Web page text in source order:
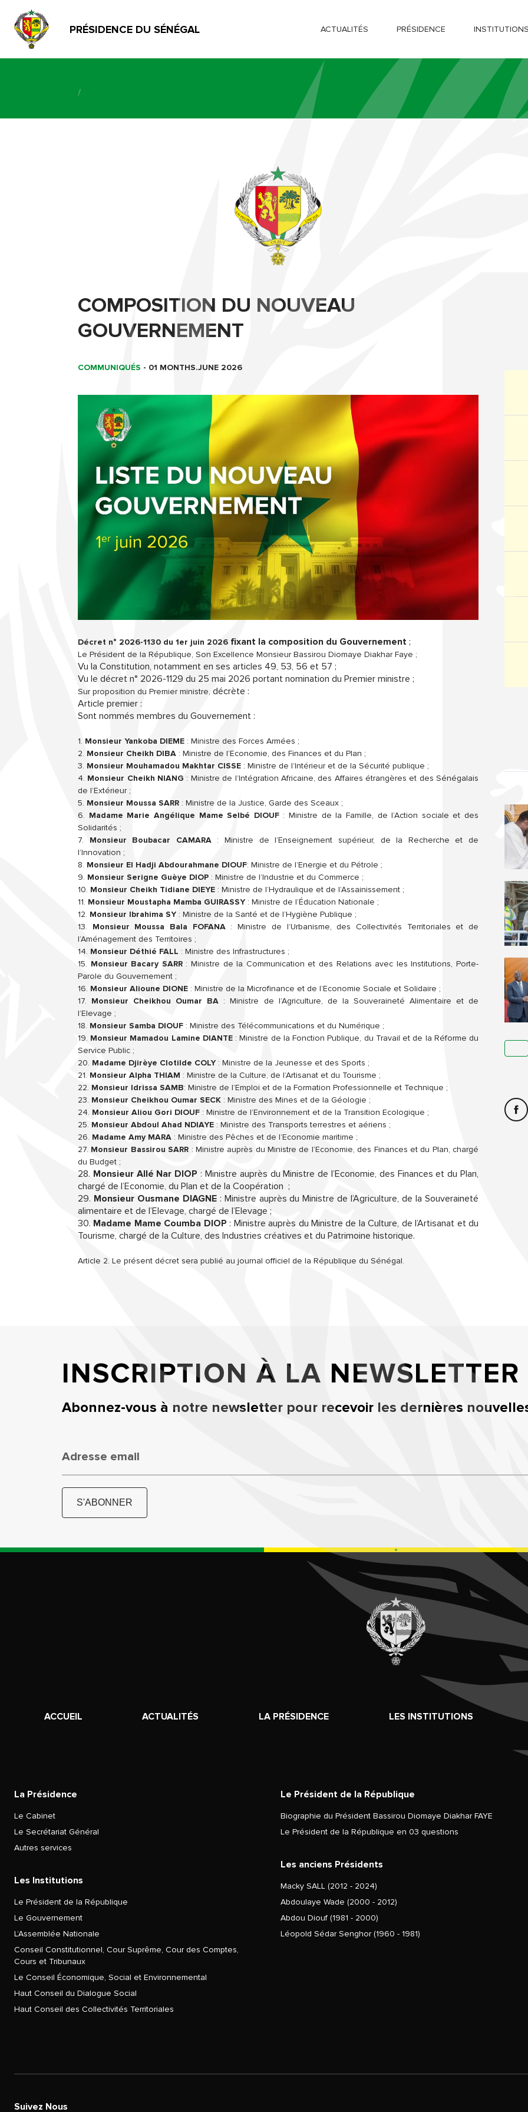
PRÉSIDENCE DU SÉNÉGAL ACTUALITÉS PRÉSIDENCE
/
COMPOSITION DU NOUVEAU
GOUVERNEMENT
COMMUNIQUÉS - 01 MONTHS.JUNE 2026
Décret n° 2026-1130 du 1er juin 2026 fixant la composition du Gouvernement ;
Le Président de la République, Son Excellence Monsieur Bassirou Diomaye Diakhar Faye ;
Vu la Constitution, notamment en ses articles 49, 53, 56 et 57 ;
Vu le décret n° 2026-1129 du 25 mai 2026 portant nomination du Premier ministre ;
Sur proposition du Premier ministre, décrète :
Article premier :
Sont nommés membres du Gouvernement :
1. Monsieur Yankoba DIEME : Ministre des Forces Armées ;
2. Monsieur Cheikh DIBA : Ministre de l’Economie, des Finances et du Plan ;
3. Monsieur Mouhamadou Makhtar CISSE : Ministre de l’Intérieur et de la Sécurité publique ;
4. Monsieur Cheikh NIANG : Ministre de l’Intégration Africaine, des Affaires étrangères et des Sénégalais
de l’Extérieur ;
5. Monsieur Moussa SARR : Ministre de la Justice, Garde des Sceaux ;
6. Madame Marie Angélique Mame Selbé DIOUF: Ministre de la Famille, de l’Action sociale et des
Solidarités ;
7. Monsieur Boubacar CAMARA : Ministre de l’Enseignement supérieur, de la Recherche et de
l’Innovation ;
8. Monsieur El Hadji Abdourahmane DIOUF: Ministre de l’Energie et du Pétrole ;
9. Monsieur Serigne Guèye DIOP : Ministre de l’Industrie et du Commerce ;
10. Monsieur Cheikh Tidiane DIEYE : Ministre de l’Hydraulique et de l’Assainissement ;
11. Monsieur Moustapha Mamba GUIRASSY: Ministre de l’Éducation Nationale ;
12. Monsieur Ibrahima SY: Ministre de la Santé et de l’Hygiène Publique ;
13. Monsieur Moussa Bala FOFANA : Ministre de l’Urbanisme, des Collectivités Territoriales et de
l’Aménagement des Territoires ;
14. Monsieur Déthié FALL : Ministre des Infrastructures ;
15. Monsieur Bacary SARR : Ministre de la Communication et des Relations avec les Institutions, Porte-
Parole du Gouvernement ;
16. Monsieur Alioune DIONE : Ministre de la Microfinance et de l’Economie Sociale et Solidaire ;
17. Monsieur Cheikhou Oumar BA : Ministre de l’Agriculture, de la Souveraineté Alimentaire et de
l’Elevage ;
18. Monsieur Samba DIOUF : Ministre des Télécommunications et du Numérique ;
19. Monsieur Mamadou Lamine DIANTE: Ministre de la Fonction Publique, du Travail et de la Réforme du
Service Public ;
20. Madame Djirèye Clotilde COLY : Ministre de la Jeunesse et des Sports ;
21. Monsieur Alpha THIAM : Ministre de la Culture, de l’Artisanat et du Tourisme ;
22. Monsieur Idrissa SAMB: Ministre de l’Emploi et de la Formation Professionnelle et Technique ;
23. Monsieur Cheikhou Oumar SECK : Ministre des Mines et de la Géologie ;
24. Monsieur Aliou Gori DIOUF : Ministre de l’Environnement et de la Transition Ecologique ;
25. Monsieur Abdoul Ahad NDIAYE : Ministre des Transports terrestres et aériens ;
26. Madame Amy MARA : Ministre des Pêches et de l’Economie maritime ;
27. Monsieur Bassirou SARR : Ministre auprès du Ministre de l’Economie, des Finances et du Plan, chargé
du Budget ;
28. Monsieur Allé Nar DIOP : Ministre auprès du Ministre de l’Economie, des Finances et du Plan,
chargé de l’Economie, du Plan et de la Coopération ;
29. Monsieur Ousmane DIAGNE : Ministre auprès du Ministre de l’Agriculture, de la Souveraineté
alimentaire et de l’Elevage, chargé de l’Elevage ;
30. Madame Mame Coumba DIOP : Ministre auprès du Ministre de la Culture, de l’Artisanat et du
Tourisme, chargé de la Culture, des Industries créatives et du Patrimoine historique.
Article 2. Le présent décret sera publié au journal officiel de la République du Sénégal.
INSCRIPTION À LA NEWSLETTER
Abonnez-vous à notre newsletter pour recevoir les dernières
Adresse email
S'ABONNER
ACCUEIL ACTUALITÉS LA PRÉSIDENCE LES INSTITUTIONS
La Présidence
Le Cabinet
Le Secrétariat Général
Autres services
Les Institutions
Le Président de la République
Le Gouvernement
L’Assemblée Nationale
Conseil Constitutionnel, Cour Suprême, Cour des Comptes,
Cours et Tribunaux
Le Conseil Économique, Social et Environnemental
Haut Conseil du Dialogue Social
Haut Conseil des Collectivités Territoriales
Le Président de la République
Biographie du Président Bassirou Diomaye Diakhar FAYE
Le Président de la République en 03 questions
Les anciens Présidents
Macky SALL (2012 - 2024)
Abdoulaye Wade (2000 - 2012)
Abdou Diouf (1981 - 2000)
Léopold Sédar Senghor (1960 - 1981)
Suivez Nous